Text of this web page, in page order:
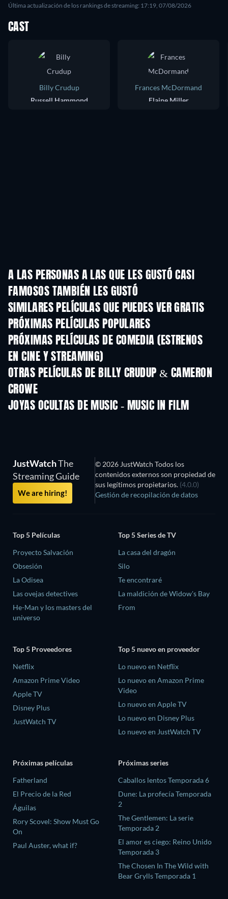
Última actualización de los rankings de streaming: 17:19, 07/08/2026
CAST
Billy Crudup
Russell Hammond
Frances McDormand
Elaine Miller
A LAS PERSONAS A LAS QUE LES GUSTÓ CASI
FAMOSOS TAMBIÉN LES GUSTÓ
SIMILARES PELÍCULAS QUE PUEDES VER GRATIS
PRÓXIMAS PELÍCULAS POPULARES
PRÓXIMAS PELÍCULAS DE COMEDIA (ESTRENOS
EN CINE Y STREAMING)
OTRAS PELÍCULAS DE BILLY CRUDUP & CAMERON
CROWE
JOYAS OCULTAS DE MUSIC - MUSIC IN FILM
JustWatchThe
Streaming Guide
We are hiring!
© 2026 JustWatch Todos los
contenidos externos son propiedad de
sus legítimos propietarios. (4.0.0)
Gestión de recopilación de datos
Top 5 Películas
Proyecto Salvación
Obsesión
La Odisea
Las ovejas detectives
He-Man y los masters del
universo
Top 5 Series de TV
La casa del dragón
Silo
Te encontraré
La maldición de Widow's Bay
From
Top 5 Proveedores
Netflix
Amazon Prime Video
Apple TV
Disney Plus
JustWatch TV
Top 5 nuevo en proveedor
Lo nuevo en Netflix
Lo nuevo en Amazon Prime
Video
Lo nuevo en Apple TV
Lo nuevo en Disney Plus
Lo nuevo en JustWatch TV
Próximas películas
Fatherland
El Precio de la Red
Águilas
Rory Scovel: Show Must Go
On
Paul Auster, what if?
Próximas series
Caballos lentos Temporada 6
Dune: La profecía Temporada
2
The Gentlemen: La serie
Temporada 2
El amor es ciego: Reino Unido
Temporada 3
The Chosen In The Wild with
Bear Grylls Temporada 1